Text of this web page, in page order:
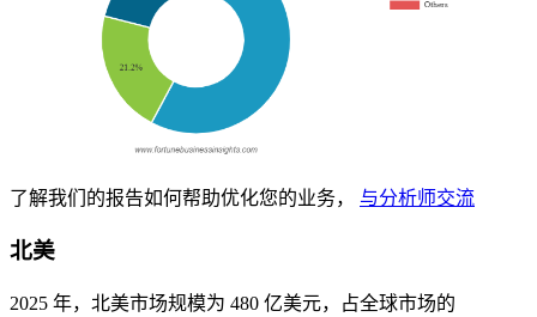
了解我们的报告如何帮助优化您的业务， 与分析师交流
北美
2025 年，北美市场规模为 480 亿美元，占全球市场的